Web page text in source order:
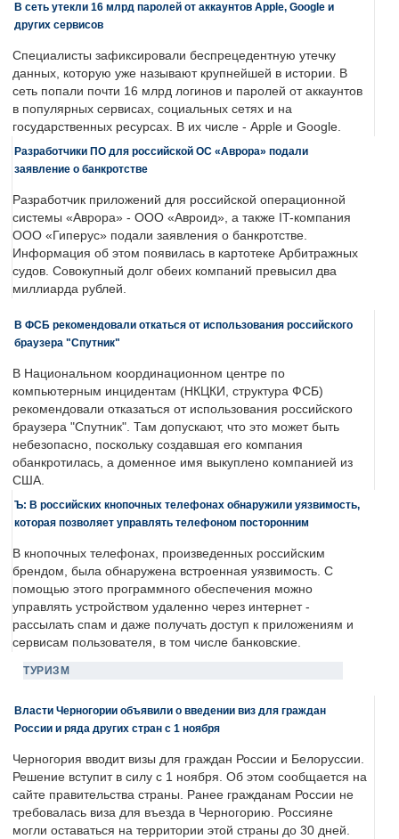
В сеть утекли 16 млрд паролей от аккаунтов Apple, Google и
других сервисов
Специалисты зафиксировали беспрецедентную утечку
данных, которую уже называют крупнейшей в истории. В
сеть попали почти 16 млрд логинов и паролей от аккаунтов
в популярных сервисах, социальных сетях и на
государственных ресурсах. В их числе - Apple и Google.
Разработчики ПО для российской ОС «Аврора» подали
заявление о банкротстве
Разработчик приложений для российской операционной
системы «Аврора» - ООО «Авроид», а также IT-компания
ООО «Гиперус» подали заявления о банкротстве.
Информация об этом появилась в картотеке Арбитражных
судов. Совокупный долг обеих компаний превысил два
миллиарда рублей.
В ФСБ рекомендовали откаться от использования российского
браузера "Спутник"
В Национальном координационном центре по
компьютерным инцидентам (НКЦКИ, структура ФСБ)
рекомендовали отказаться от использования российского
браузера "Спутник". Там допускают, что это может быть
небезопасно, поскольку создавшая его компания
обанкротилась, а доменное имя выкуплено компанией из
США.
Ъ: В российских кнопочных телефонах обнаружили уязвимость,
которая позволяет управлять телефоном посторонним
В кнопочных телефонах, произведенных российским
брендом, была обнаружена встроенная уязвимость. С
помощью этого программного обеспечения можно
управлять устройством удаленно через интернет -
рассылать спам и даже получать доступ к приложениям и
сервисам пользователя, в том числе банковские.
ТУРИЗМ
Власти Черногории объявили о введении виз для граждан
России и ряда других стран с 1 ноября
Черногория вводит визы для граждан России и Белоруссии.
Решение вступит в силу с 1 ноября. Об этом сообщается на
сайте правительства страны. Ранее гражданам России не
требовалась виза для въезда в Черногорию. Россияне
могли оставаться на территории этой страны до 30 дней.